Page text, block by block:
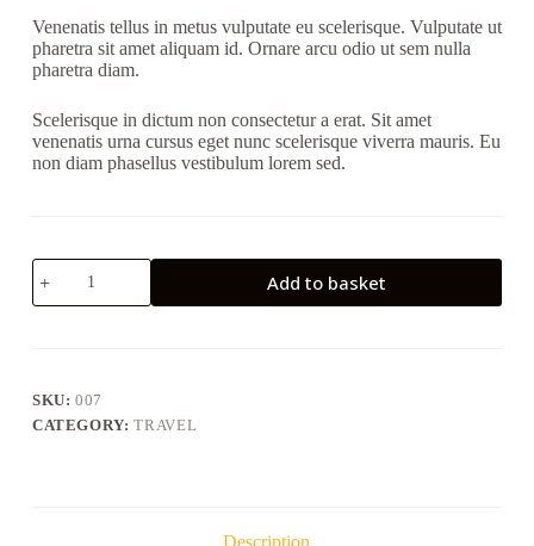
Venenatis tellus in metus vulputate eu scelerisque. Vulputate ut
pharetra sit amet aliquam id. Ornare arcu odio ut sem nulla
pharetra diam.
Scelerisque in dictum non consectetur a erat. Sit amet
venenatis urna cursus eget nunc scelerisque viverra mauris. Eu
non diam phasellus vestibulum lorem sed.
Vestibulum
sedarcu
nonodio
Add to basket
SKU:007
CATEGORY:TRAVEL